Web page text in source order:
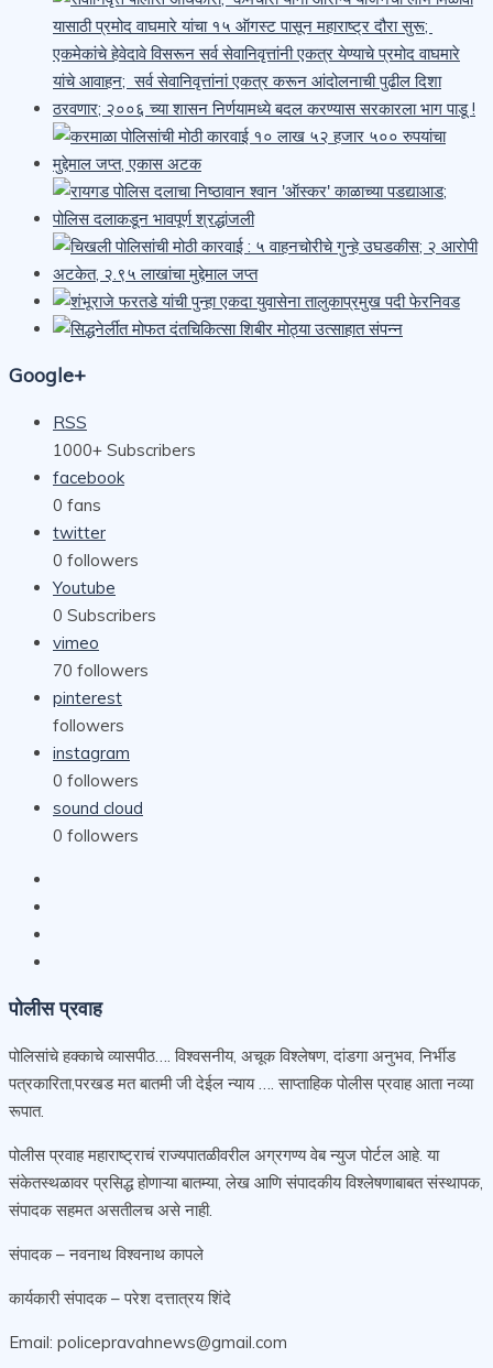
Google+
RSS
1000+ Subscribers
facebook
0 fans
twitter
0 followers
Youtube
0 Subscribers
vimeo
70 followers
pinterest
followers
instagram
0 followers
sound cloud
0 followers
पोलीस प्रवाह
पोलिसांचे हक्काचे व्यासपीठ…. विश्वसनीय, अचूक विश्लेषण, दांडगा अनुभव, निर्भीड
पत्रकारिता,परखड मत बातमी जी देईल न्याय …. साप्ताहिक पोलीस प्रवाह आता नव्या
रूपात.
पोलीस प्रवाह महाराष्ट्राचं राज्यपातळीवरील अग्रगण्य वेब न्युज पोर्टल आहे. या
संकेतस्थळावर प्रसिद्ध होणाऱ्या बातम्या, लेख आणि संपादकीय विश्लेषणाबाबत संस्थापक,
संपादक सहमत असतीलच असे नाही.
संपादक – नवनाथ विश्वनाथ कापले
कार्यकारी संपादक – परेश दत्तात्रय शिंदे
Email: policepravahnews@gmail.com